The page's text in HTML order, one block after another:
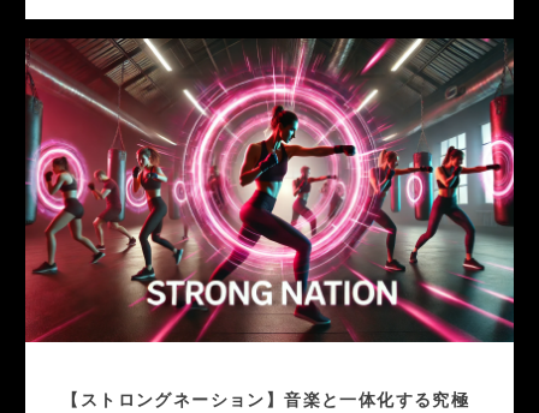
【ストロングネーション】音楽と一体化する究極